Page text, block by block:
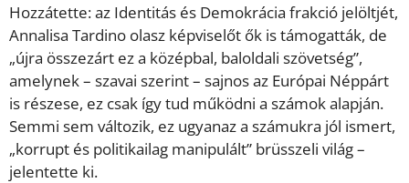
Hozzátette: az Identitás és Demokrácia frakció jelöltjét,
Annalisa Tardino olasz képviselőt ők is támogatták, de
„újra összezárt ez a középbal, baloldali szövetség”,
amelynek – szavai szerint – sajnos az Európai Néppárt
is részese, ez csak így tud működni a számok alapján.
Semmi sem változik, ez ugyanaz a számukra jól ismert,
„korrupt és politikailag manipulált” brüsszeli világ –
jelentette ki.